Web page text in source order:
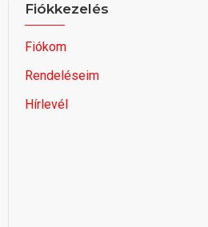
Fiókkezelés
Fiókom
Rendeléseim
Hírlevél